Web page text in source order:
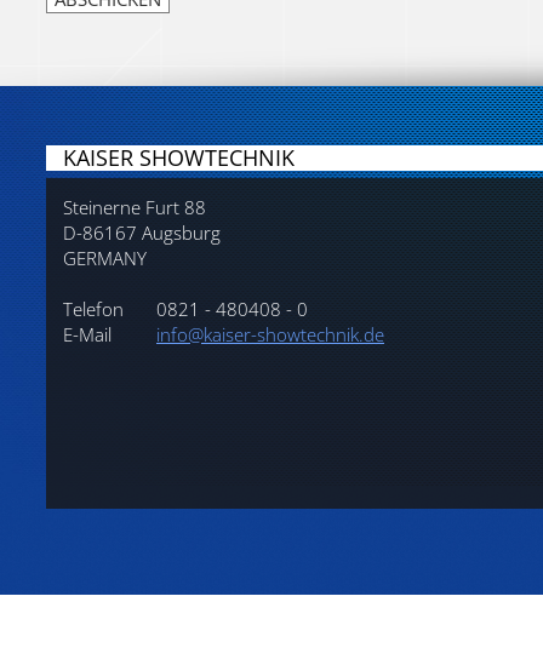
KAISER SHOWTECHNIK
Steinerne Furt 88
D-86167 Augsburg
GERMANY
Telefon
0821 - 480408 - 0
E-Mail
info@kaiser-showtechnik.de